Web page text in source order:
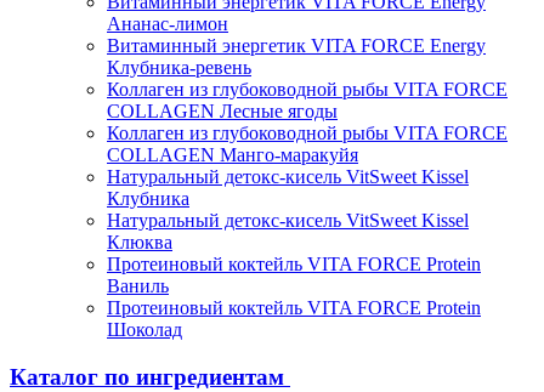
Ананас-лимон
Витаминный энергетик VITA FORCE Energy
Клубника-ревень
Коллаген из глубоководной рыбы VITA FORCE
COLLAGEN Лесные ягоды
Коллаген из глубоководной рыбы VITA FORCE
COLLAGEN Манго-маракуйя
Натуральный детокс-кисель VitSweet Kissel
Клубника
Натуральный детокс-кисель VitSweet Kissel
Клюква
Протеиновый коктейль VITA FORCE Protein
Ваниль
Протеиновый коктейль VITA FORCE Protein
Шоколад
Каталог по ингредиентам